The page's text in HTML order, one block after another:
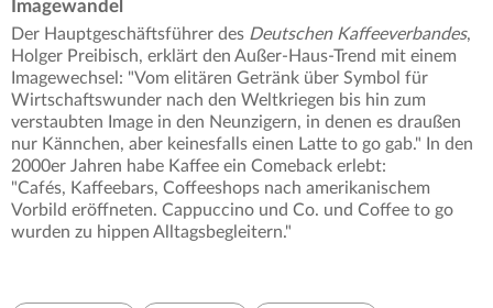
Imagewandel
Der Hauptgeschäftsführer des Deutschen Kaffeeverbandes,
Holger Preibisch, erklärt den Außer-Haus-Trend mit einem
Imagewechsel: "Vom elitären Getränk über Symbol für
Wirtschaftswunder nach den Weltkriegen bis hin zum
verstaubten Image in den Neunzigern, in denen es draußen
nur Kännchen, aber keinesfalls einen Latte to go gab." In den
2000er Jahren habe Kaffee ein Comeback erlebt:
"Cafés, Kaffeebars, Coffeeshops nach amerikanischem
Vorbild eröffneten. Cappuccino und Co. und Coffee to go
wurden zu hippen Alltagsbegleitern."